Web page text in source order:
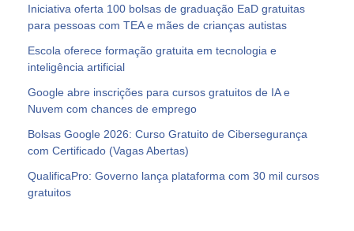
Iniciativa oferta 100 bolsas de graduação EaD gratuitas
para pessoas com TEA e mães de crianças autistas
Escola oferece formação gratuita em tecnologia e
inteligência artificial
Google abre inscrições para cursos gratuitos de IA e
Nuvem com chances de emprego
Bolsas Google 2026: Curso Gratuito de Cibersegurança
com Certificado (Vagas Abertas)
QualificaPro: Governo lança plataforma com 30 mil cursos
gratuitos